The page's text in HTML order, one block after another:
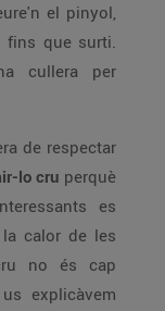
el pinyol,
fins que surti.
cullera per
de respectar
lo cru perquè
es
calor de les
no és cap
explicàvem